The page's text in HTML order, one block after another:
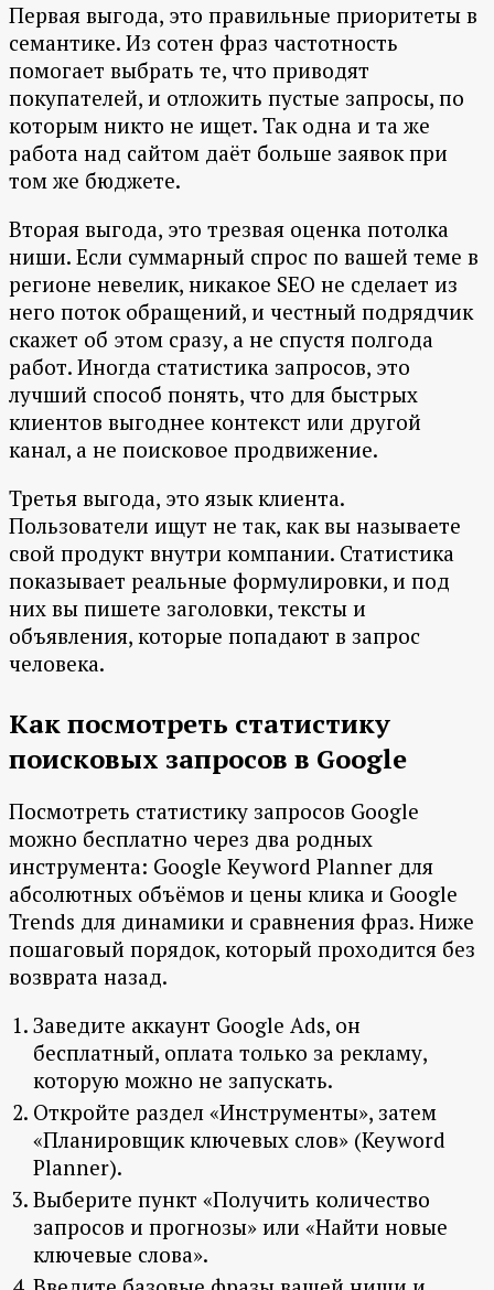
Первая выгода, это правильные приоритеты в
семантике. Из сотен фраз частотность
помогает выбрать те, что приводят
покупателей, и отложить пустые запросы, по
которым никто не ищет. Так одна и та же
работа над сайтом даёт больше заявок при
том же бюджете.
Вторая выгода, это трезвая оценка потолка
ниши. Если суммарный спрос по вашей теме в
регионе невелик, никакое SEO не сделает из
него поток обращений, и честный подрядчик
скажет об этом сразу, а не спустя полгода
работ. Иногда статистика запросов, это
лучший способ понять, что для быстрых
клиентов выгоднее контекст или другой
канал, а не поисковое продвижение.
Третья выгода, это язык клиента.
Пользователи ищут не так, как вы называете
свой продукт внутри компании. Статистика
показывает реальные формулировки, и под
них вы пишете заголовки, тексты и
объявления, которые попадают в запрос
человека.
Как посмотреть статистику
поисковых запросов в Google
Посмотреть статистику запросов Google
можно бесплатно через два родных
инструмента: Google Keyword Planner для
абсолютных объёмов и цены клика и Google
Trends для динамики и сравнения фраз. Ниже
пошаговый порядок, который проходится без
возврата назад.
Заведите аккаунт Google Ads, он
бесплатный, оплата только за рекламу,
которую можно не запускать.
Откройте раздел «Инструменты», затем
«Планировщик ключевых слов» (Keyword
Planner).
Выберите пункт «Получить количество
запросов и прогнозы» или «Найти новые
ключевые слова».